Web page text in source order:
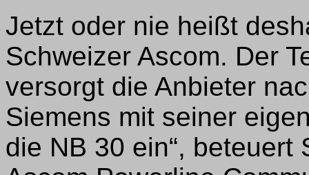
Jetzt oder nie heißt
Schweizer Ascom. Der
versorgt die Anbieter
Siemens mit seiner
die NB 30 ein“, beteuert